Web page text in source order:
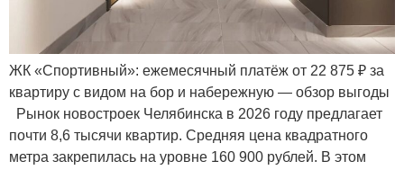
ЖК «Спортивный»: ежемесячный платёж от 22 875 ₽ за
квартиру с видом на бор и набережную — обзор выгоды
Рынок новостроек Челябинска в 2026 году предлагает
почти 8,6 тысячи квартир. Средняя цена квадратного
метра закрепилась на уровне 160 900 рублей. В этом